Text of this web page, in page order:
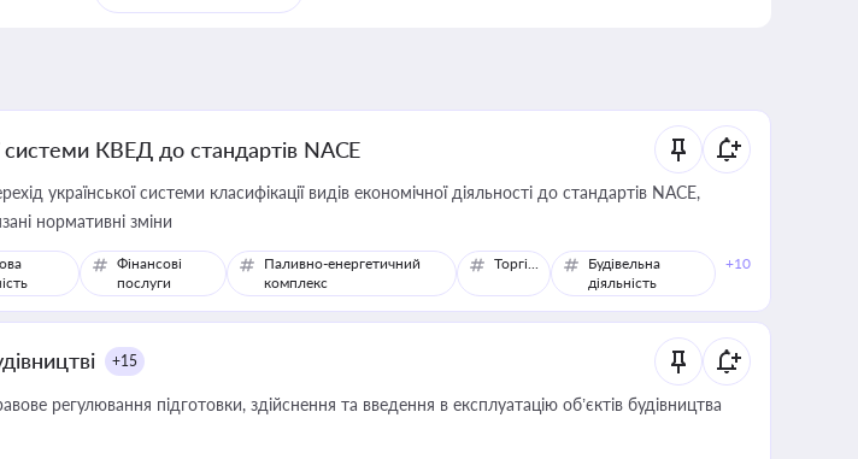
системи КВЕД до стандартів NACE
української системи класифікації видів економічної діяльності до стандартів NACE,
нормативні зміни
Фінансові
послуги
Паливно-енергетичний
комплекс
Торгівля
Будівельна
діяльність
+10
+15
регулювання підготовки, здійснення та введення в експлуатацію об’єктів будівництва